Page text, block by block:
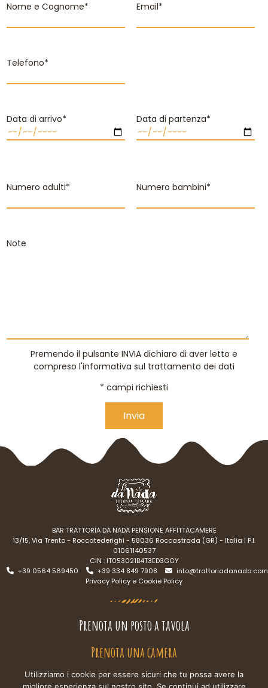
Nome e Cognome* Email*
Telefono*
Data di arrivo* Data di partenza*
Numero adulti* Numero bambini*
Note
Premendo il pulsante INVIA dichiaro di aver letto e
compreso l'informativa sul trattamento dei dati
* campi richiesti
BAR TRATTORIA DA NADA PENSIONE AFFITTACAMERE
13/15, Via Trento - Roccatederighi - 58036 Roccastrada (GR) - Italia | P.I.
01061140537
CIN : IT053021B4T3ED3GGY
+39 0564 569450
+39 334 849 7908
info@trattoriadanada.com
Privacy Policy e Cookie Policy
Prenota un posto a tavola
Prenota una camera
Utilizziamo i cookie per essere sicuri che tu possa avere la